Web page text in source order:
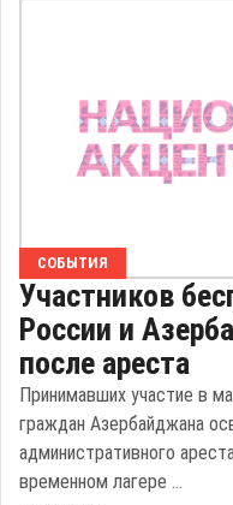
СОБЫТИЯ
Участников
России и
после ареста
Принимавших участие в
граждан Азербайджана
административного
временном лагере ...